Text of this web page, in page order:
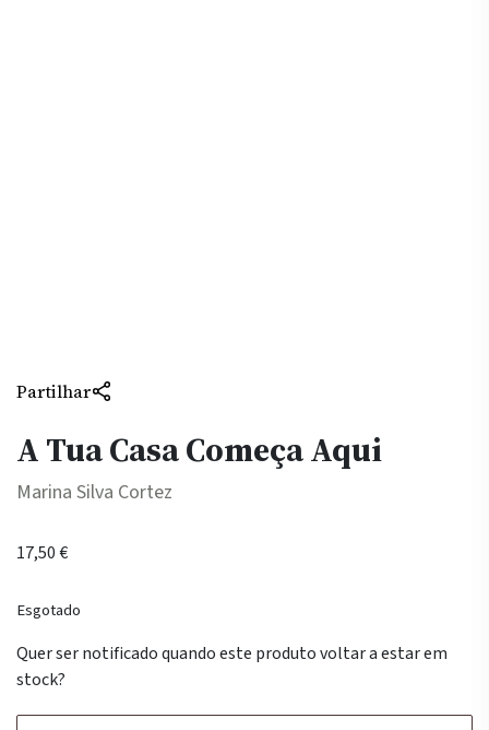
Partilhar
A Tua Casa Começa Aqui
Marina Silva Cortez
17,50€
Esgotado
Quer ser notificado quando este produto voltar a estar em
stock?